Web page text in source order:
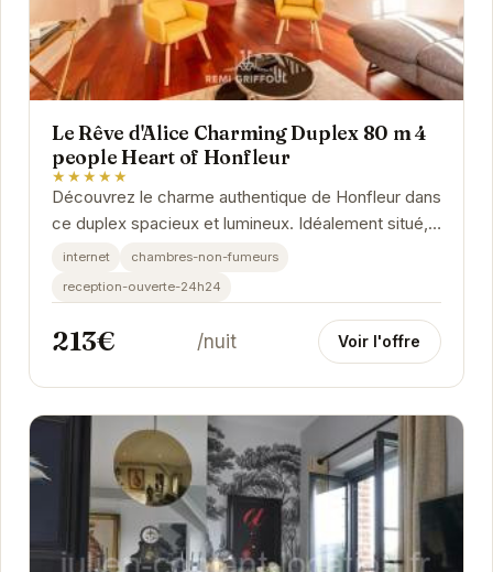
Le Rêve d'Alice Charming Duplex 80 m 4
people Heart of Honfleur
★★★★★
Découvrez le charme authentique de Honfleur dans
ce duplex spacieux et lumineux. Idéalement situé, il
offre un accès facile aux attractions...
internet
chambres-non-fumeurs
reception-ouverte-24h24
213€ /nuit Voir l'offre